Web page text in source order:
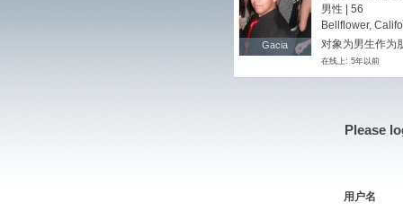
Gacia
Gacia
survive
Indiana Jones
The folks are
Roboticist and
interest in
blitz chess.
all my money
inexpensive
importantly, I
男性 | 56
Bellflower,
对象为男生作为
在线上: 5年以前
Please
用户名